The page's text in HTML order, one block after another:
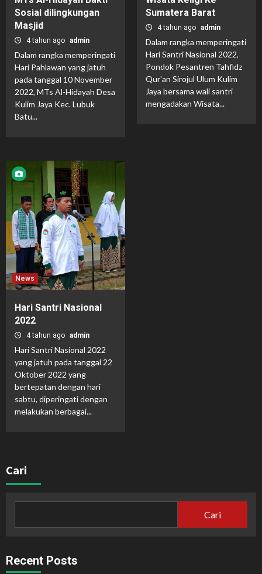
Sosial dilingkungan
Masjid
4 tahun ago admin
Dalam rangka memperingati
Hari Pahlawan yang jatuh
pada tanggal 10 November
2022, MTs Al-Hidayah Desa
Kulim Jaya Kec. Lubuk
Batu...
Sumatera Barat
4 tahun ago admin
Dalam rangka memperingati
Hari Santri Nasional 2022,
Pondok Pesantren Tahfidz
Qur'an Sirojul Ulum Kulim
Jaya bersama wali santri
mengadakan Wisata...
News
Hari Santri Nasional
2022
4 tahun ago admin
Hari Santri Nasional 2022
yang jatuh pada tanggal 22
Oktober 2022 yang
bertepatan dengan hari
sabtu, diperingati dengan
melakukan berbagai...
Cari
Cari
Recent Posts